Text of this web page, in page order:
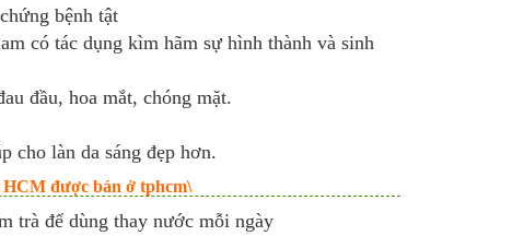
bệnh tật
có tác dụng kìm hãm sự hình thành và sinh
đầu, hoa mắt, chóng mặt.
cho làn da sáng đẹp hơn.
được bán ở tphcm\
trà để dùng thay nước mỗi ngày